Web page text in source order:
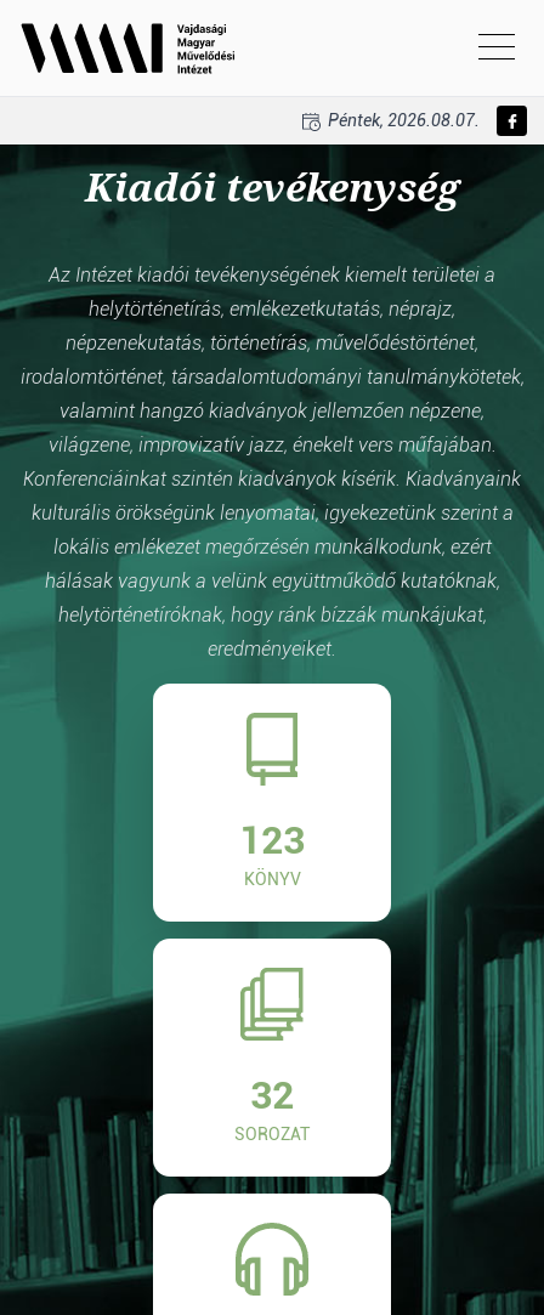
Péntek, 2026.08.07.
Kiadói tevékenység
Az Intézet kiadói tevékenységének kiemelt területei a
helytörténetírás, emlékezetkutatás, néprajz,
népzenekutatás, történetírás, művelődéstörténet,
irodalomtörténet, társadalomtudományi tanulmánykötetek,
valamint hangzó kiadványok jellemzően népzene,
világzene, improvizatív jazz, énekelt vers műfajában.
Konferenciáinkat szintén kiadványok kísérik. Kiadványaink
kulturális örökségünk lenyomatai, igyekezetünk szerint a
lokális emlékezet megőrzésén munkálkodunk, ezért
hálásak vagyunk a velünk együttműködő kutatóknak,
helytörténetíróknak, hogy ránk bízzák munkájukat,
eredményeiket.
123
KÖNYV
32
SOROZAT